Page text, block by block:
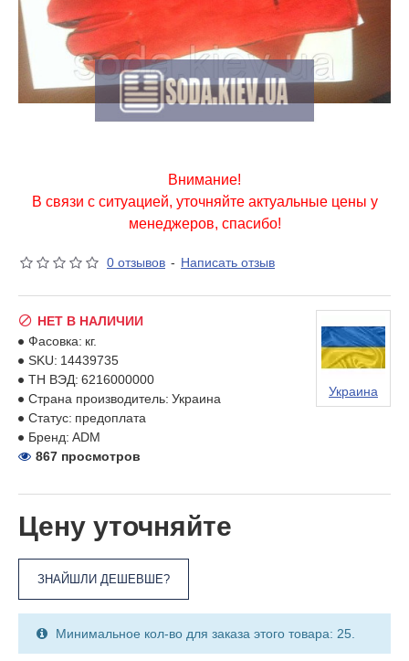
Внимание!
В связи с ситуацией, уточняйте актуальные цены у
менеджеров, спасибо!
0 отзывов - Написать отзыв
Цену уточняйте
ЗНАЙШЛИ ДЕШЕВШЕ?
НЕТ В НАЛИЧИИ
Фасовка: кг.
SKU: 14439735
ТН ВЭД: 6216000000
Страна производитель: Украина
Статус: предоплата
Бренд: ADM
Украина
867 просмотров
Минимальное кол-во для заказа этого товара: 25.